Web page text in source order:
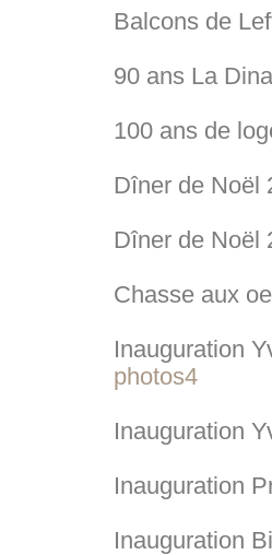
Balcons de
90 ans La
100 ans de
Dîner de Noël
Dîner de Noël
Chasse aux
Inauguration
photos4
Inauguration
Inauguration
Inauguration